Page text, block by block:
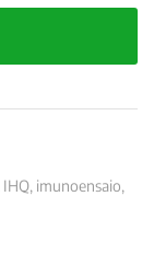
IHQ, imunoensaio,